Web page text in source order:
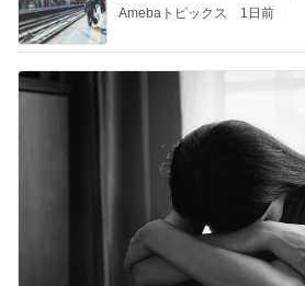
Amebaトピックス 1日前